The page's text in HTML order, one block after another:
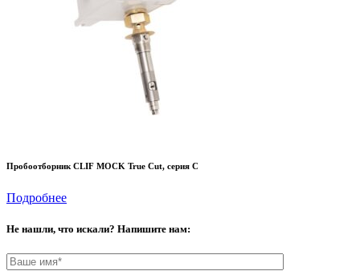
Пробоотборник CLIF MOCK True Cut, серия C
Подробнее
Не нашли, что искали? Напишите нам: